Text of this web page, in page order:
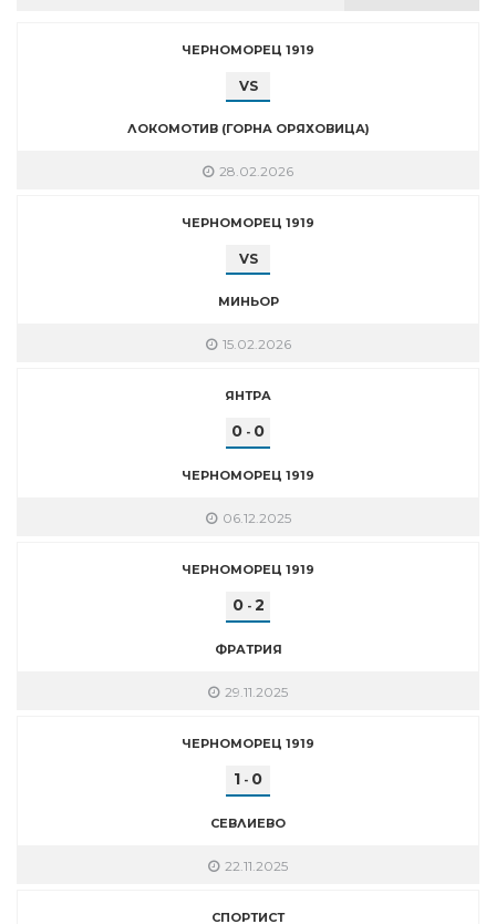
ЧЕРНОМОРЕЦ 1919
VS
ЛОКОМОТИВ (ГОРНА ОРЯХОВИЦА)
28.02.2026
ЧЕРНОМОРЕЦ 1919
VS
МИНЬОР
15.02.2026
ЯНТРА
0 - 0
ЧЕРНОМОРЕЦ 1919
06.12.2025
ЧЕРНОМОРЕЦ 1919
0- 2
ФРАТРИЯ
29.11.2025
ЧЕРНОМОРЕЦ 1919
1 - 0
СЕВЛИЕВО
22.11.2025
СПОРТИСТ